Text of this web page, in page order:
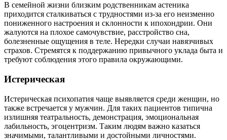
В семейной жизни близким родственникам астеника
приходится сталкиваться с трудностями из-за его неизменно
пониженного настроения и склонности к ипохондрии. Они
жалуются на плохое самочувствие, расстройство сна,
болезненные ощущения в теле. Нередки случаи навязчивых
страхов. Стремятся к поддержанию привычного уклада быта и
требуют соблюдения этого правила окружающими.
Истерическая
Истерическая психопатия чаще выявляется среди женщин, но
также встречается у мужчин. Для таких пациентов типична
излишняя театральность, демонстрация, эмоциональная
лабильность, эгоцентризм. Таким людям важно казаться
значимыми, талантливыми и достойными личностями.